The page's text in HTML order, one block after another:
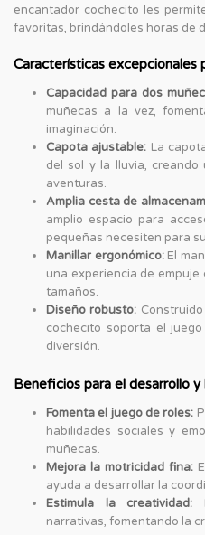
encantador cochecito les
favoritas, brindándoles horas de
Características excepcionales
Capacidad para dos
muñecas a la vez,
imaginación.
Capota ajustable: La
del sol y la lluvia,
aventuras.
Amplia cesta de
amplio espacio para
pequeñas necesiten para
Manillar ergonómico:El
una experiencia de
tamaños.
Diseño robusto:
cochecito soporta el
diversión.
Beneficios para el desarrollo y
Fomenta el juego de roles:
habilidades sociales y
muñecas.
Mejora la motricidad fina:
ayuda a desarrollar la
Estimula la creatividad:
narrativas, fomentando la